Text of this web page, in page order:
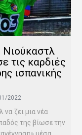
Νιούκαστλ
τις καρδιές
ισπανικής
2022
ζει μια νέα
της βίωσε την